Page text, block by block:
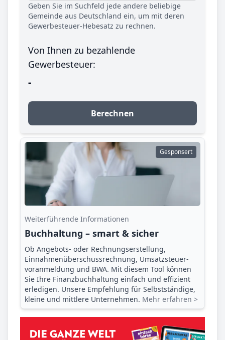
Geben Sie im Suchfeld jede andere beliebige
Gemeinde aus Deutschland ein, um mit deren
Gewerbesteuer-Hebesatz zu rechnen.
Von Ihnen zu bezahlende
Gewerbesteuer:
-
Berechnen
Gesponsert
Weiterführende Informationen
Buchhaltung – smart & sicher
Ob Angebots- oder Rechnungserstellung,
Einnahmenüberschuss­rechnung, Umsatzsteuer­
voranmeldung und BWA. Mit diesem Tool können
Sie Ihre Finanz­buchhaltung einfach und effizient
erledigen. Unsere Empfehlung für Selbstständige,
kleine und mittlere Unternehmen. Mehr erfahren >